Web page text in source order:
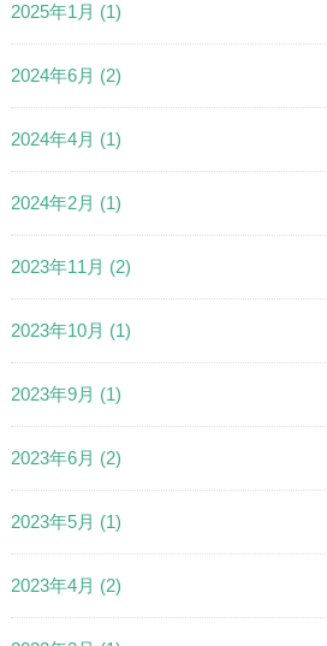
2025年1月 (1)
2024年6月 (2)
2024年4月 (1)
2024年2月 (1)
2023年11月 (2)
2023年10月 (1)
2023年9月 (1)
2023年6月 (2)
2023年5月 (1)
2023年4月 (2)